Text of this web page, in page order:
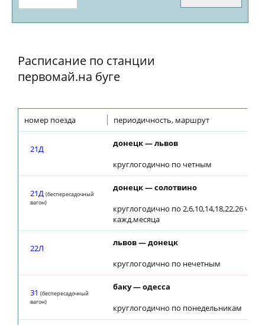
Расписание по станции
первомай.на буге
номер поезда периодичность, маршрут
21Д
донецк — львов
круглогодично по четным
21Д (беспересадочный
вагон)
донецк — солотвино
круглогодично по 2,6,10,14,18,22,26
кажд.месяца
22Л
львов — донецк
круглогодично по нечетным
31 (беспересадочный
вагон)
баку — одесса
круглогодично по понедельникам